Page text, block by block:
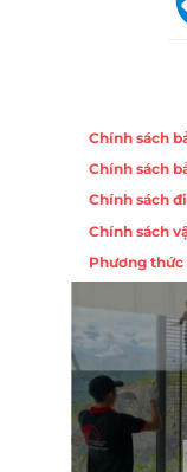
Chính sách
Chính sách
Chính sách
Chính sách
Phương